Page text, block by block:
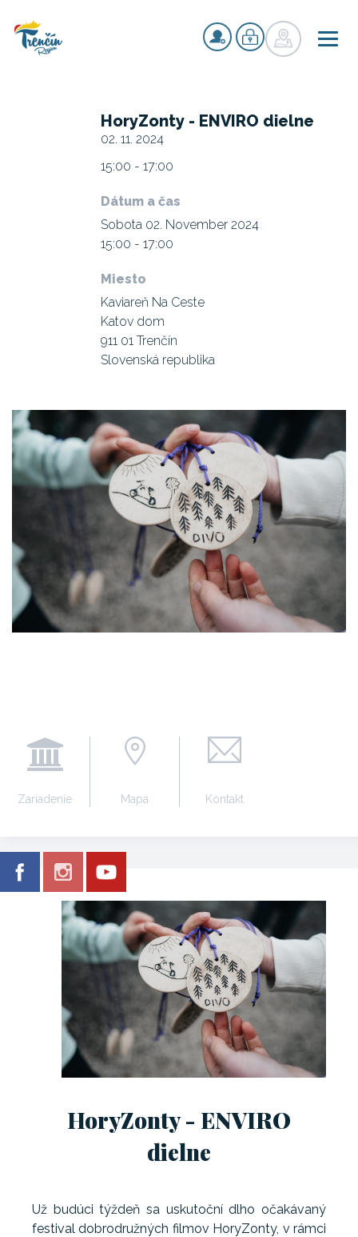
HoryZonty - ENVIRO dielne
02. 11. 2024
15:00 - 17:00
Dátum a čas
Sobota 02. November 2024
15:00 - 17:00
Miesto
Kaviareň Na Ceste
Katov dom
911 01 Trenčín
Slovenská republika
Zariadenie Mapa Kontakt
HoryZonty - ENVIRO
dielne
Už budúci týždeň sa uskutoční dlho očakávaný
festival dobrodružných filmov HoryZonty, v rámci